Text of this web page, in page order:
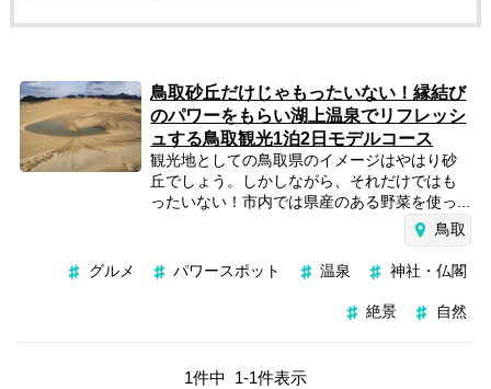
鳥取砂丘だけじゃもったいない！縁結び
のパワーをもらい湖上温泉でリフレッシ
ュする鳥取観光1泊2日モデルコース
観光地としての鳥取県のイメージはやはり砂
丘でしょう。しかしながら、それだけではも
ったいない！市内では県産のある野菜を使っ...
鳥取
グルメ パワースポット 温泉 神社・仏閣
絶景 自然
1件中 1-1件表示